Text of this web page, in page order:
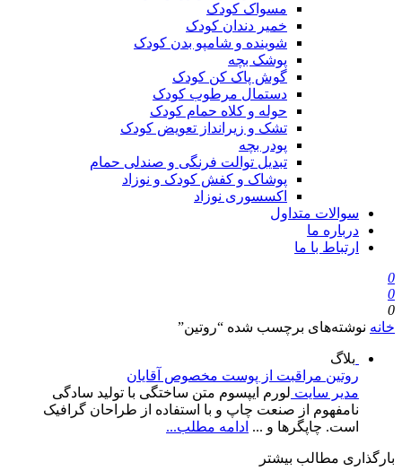
مسواک کودک
خمیر دندان کودک
شوینده و شامپو بدن کودک
پوشک بچه
گوش پاک کن کودک
دستمال مرطوب کودک
حوله و کلاه حمام کودک
تشک و زیرانداز تعویض کودک
پودر بچه
تبدیل توالت فرنگی و صندلی حمام
پوشاک و کفش کودک و نوزاد
اکسسوری نوزاد
سوالات متداول
درباره ما
ارتباط با ما
0
0
0
خانه نوشته‌های برچسب شده “روتین”
بلاگ
روتین مراقبت از پوست مخصوص آقایان
مدیر سایت لورم ایپسوم متن ساختگی با تولید سادگی
نامفهوم از صنعت چاپ و با استفاده از طراحان گرافیک
است. چاپگرها و ... ادامه مطلب...
بارگذاری مطالب بیشتر